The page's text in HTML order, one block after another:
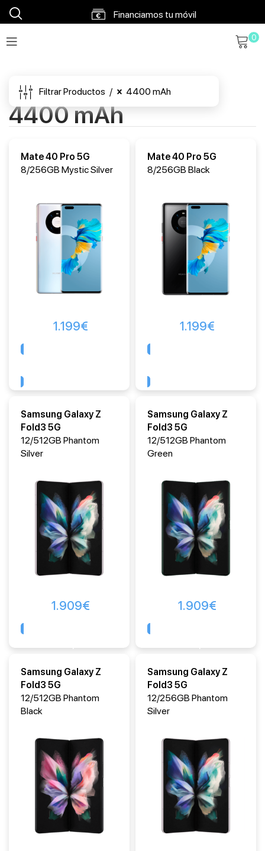
Financiamos tu móvil
0
4400 mAh
Filtrar Productos 4400 mAh
Mate 40 Pro 5G
8/256GB Mystic Silver
1.199€
Mate 40 Pro 5G
8/256GB Black
1.199€
Samsung Galaxy Z
Fold3 5G
12/512GB Phantom
Silver
1.909€
Samsung Galaxy Z
Fold3 5G
12/512GB Phantom
Green
1.909€
Samsung Galaxy Z
Fold3 5G
12/512GB Phantom
Black
Samsung Galaxy Z
Fold3 5G
12/256GB Phantom
Silver